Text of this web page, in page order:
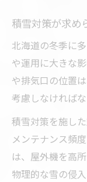
積雪対策が求め
北海道の冬季に
や運用に大きな
や排気口の位置
考慮しなければな
積雪対策を施し
メンテナンス頻
は、屋外機を高
物理的な雪の侵